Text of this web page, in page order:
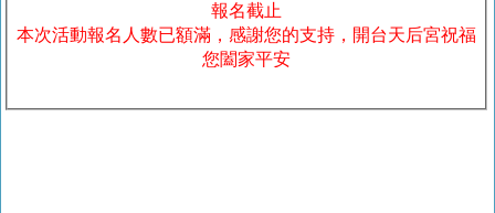
報名截止
本次活動報名人數已額滿，感謝您的支持，開台天后宮祝福
您闔家平安